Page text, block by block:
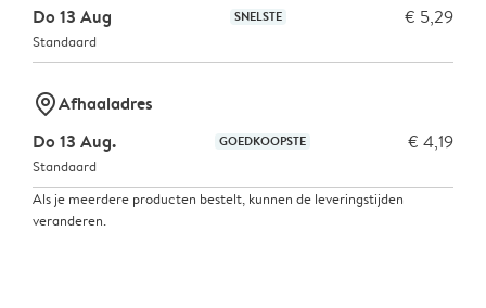
Do 13 Aug SNELSTE € 5,29
Standaard
marker-pinAfhaaladres
Do 13 Aug.
GOEDKOOPSTE € 4,19
Standaard
Als je meerdere producten bestelt, kunnen de leveringstijden
veranderen.